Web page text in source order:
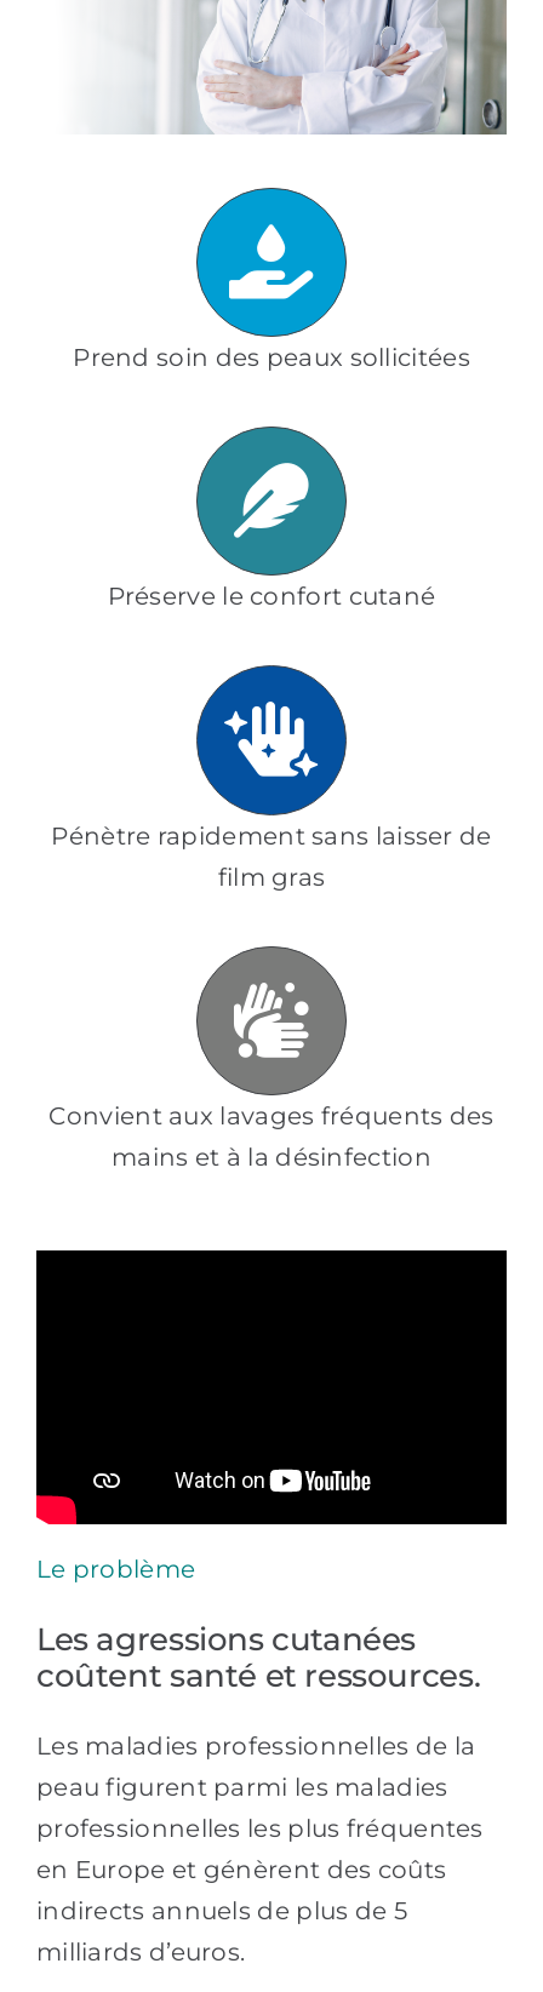
Prend soin des peaux sollicitées
Préserve le confort cutané
Pénètre rapidement sans laisser de
film gras
Convient aux lavages fréquents des
mains et à la désinfection
Le problème
Les agressions cutanées
coûtent santé et ressources.
Les maladies professionnelles de la
peau figurent parmi les maladies
professionnelles les plus fréquentes
en Europe et génèrent des coûts
indirects annuels de plus de 5
milliards d’euros.